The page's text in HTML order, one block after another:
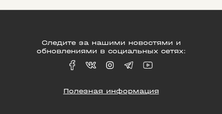
Следите за нашими новостями и
обновлениями в социальных сетях:
Полезная информация